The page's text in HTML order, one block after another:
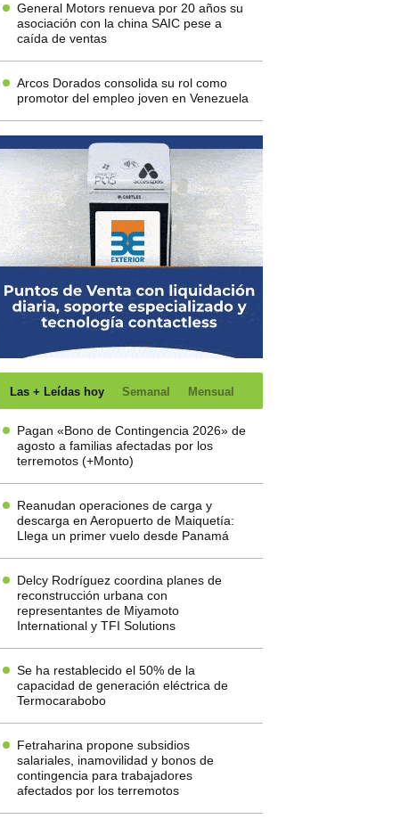
General Motors renueva por 20 años su
asociación con la china SAIC pese a
caída de ventas
Arcos Dorados consolida su rol como
promotor del empleo joven en Venezuela
Las + Leídas hoy Semanal Mensual
Pagan «Bono de Contingencia 2026» de
agosto a familias afectadas por los
terremotos (+Monto)
Reanudan operaciones de carga y
descarga en Aeropuerto de Maiquetía:
Llega un primer vuelo desde Panamá
Delcy Rodríguez coordina planes de
reconstrucción urbana con
representantes de Miyamoto
International y TFI Solutions
Se ha restablecido el 50% de la
capacidad de generación eléctrica de
Termocarabobo
Fetraharina propone subsidios
salariales, inamovilidad y bonos de
contingencia para trabajadores
afectados por los terremotos